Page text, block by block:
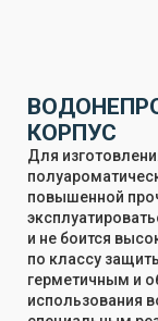
КОРПУС
Для
повышенной
и не боится
по классу
герметичным и
использования